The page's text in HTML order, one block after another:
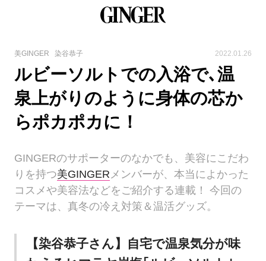
美GINGER 染谷恭子 2022.01.26
ルビーソルトでの入浴で､温
泉上がりのように身体の芯か
らポカポカに！
GINGERのサポーターのなかでも、美容にこだわ
りを持つ美GINGER メンバーが、本当によかった
コスメや美容法などをご紹介する連載！ 今回の
テーマは、真冬の冷え対策＆温活グッズ。
【染谷恭子さん】自宅で温泉気分が味